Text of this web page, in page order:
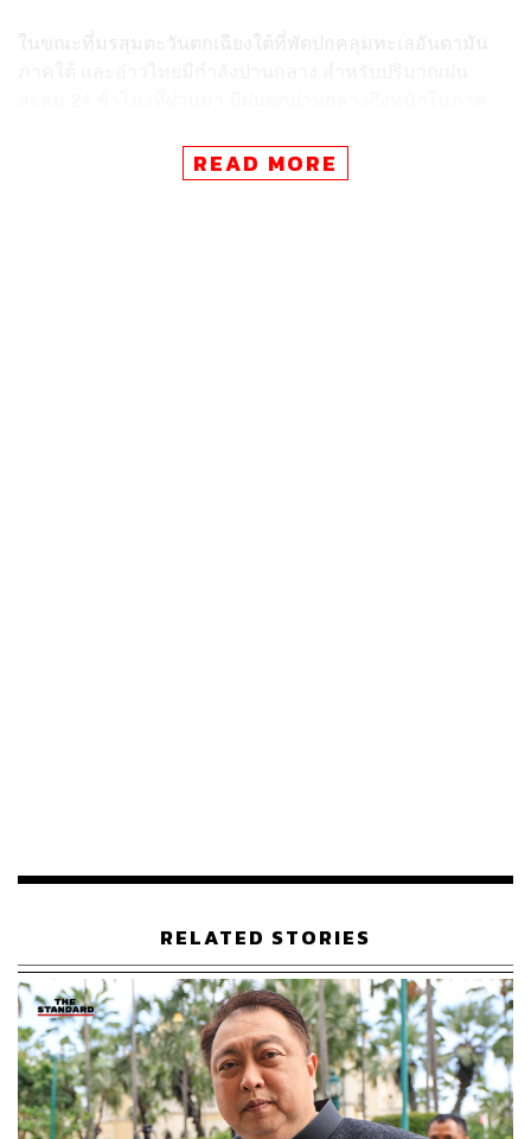
ในขณะที่มรสุมตะวันตกเฉียงใต้ที่พัดปกคลุมทะเลอันดามัน
กรุงเทพมหานคร 42 มม. ส่วนภาคเหนือ ภาคตะวันออกเฉียง
เหนือ ภาคตะวันตก และภาคใต้ มีฝนตกเล็กน้อยถึงปานกลาง
ขณะที่สถานการณ์น้ำลุ่มน้ำเจ้าพระยา ปัจจุบันเขื่อน
เจ้าพระยาได้ลดการระบายน้ำลงให้สอดคล้องกับการลดการ
ระบายน้ำในเขื่อนภูมิพลและเขื่อนสิริกิติ์
ทั้งนี้กรมชลประทานจะควบคุมอัตราการระบายให้อยู่ที่ 650
ลูกบาศก์เมตรต่อวินาที ปัจจุบันอัตราการระบายอยู่ที่ 771
ลูกบาศก์เมตรต่อวินาที ส่งผลให้พื้นที่ท้ายน้ำได้รับผลกระทบ
น้อยลงด้วย
READ MORE
RELATED STORIES